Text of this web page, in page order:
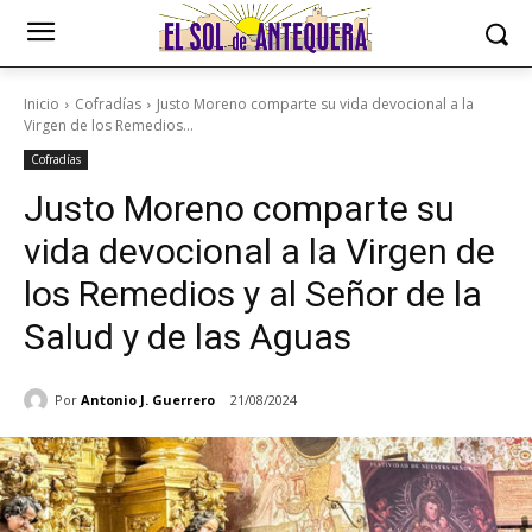
Inicio Cofradías
Justo Moreno comparte su vida devocional a la
Virgen de los Remedios...
Cofradías
Justo Moreno comparte su
vida devocional a la Virgen de
los Remedios y al Señor de la
Salud y de las Aguas
Por Antonio J. Guerrero 21/08/2024